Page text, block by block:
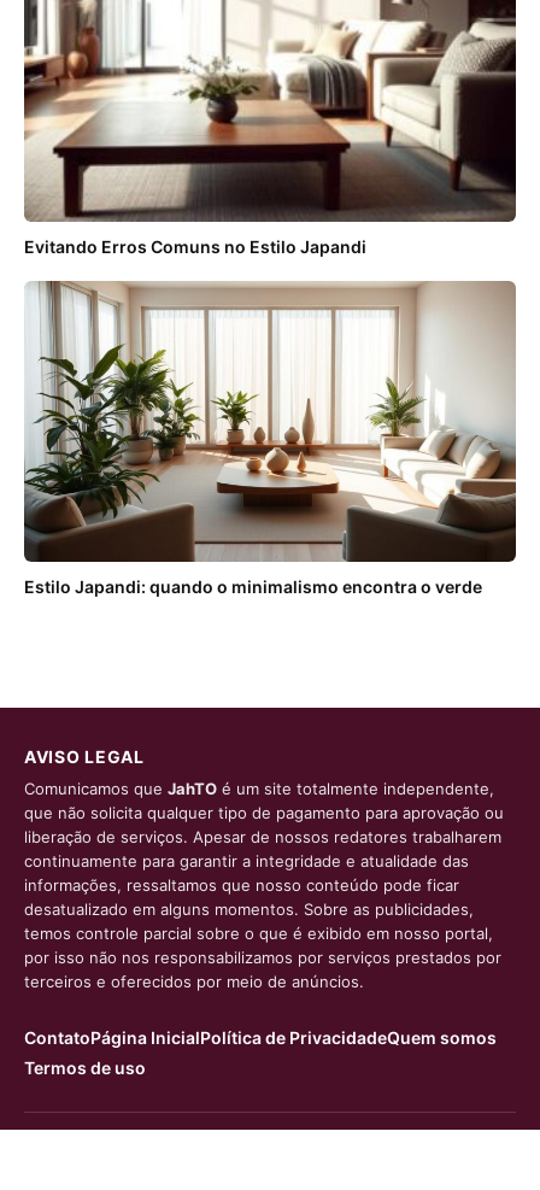
Evitando Erros Comuns no Estilo Japandi
Estilo Japandi: quando o minimalismo encontra o verde
AVISO LEGAL
Comunicamos que JahTO é um site totalmente independente,
que não solicita qualquer tipo de pagamento para aprovação ou
liberação de serviços. Apesar de nossos redatores trabalharem
continuamente para garantir a integridade e atualidade das
informações, ressaltamos que nosso conteúdo pode ficar
desatualizado em alguns momentos. Sobre as publicidades,
temos controle parcial sobre o que é exibido em nosso portal,
por isso não nos responsabilizamos por serviços prestados por
terceiros e oferecidos por meio de anúncios.
ContatoPágina InicialPolítica de PrivacidadeQuem somos
Termos de uso